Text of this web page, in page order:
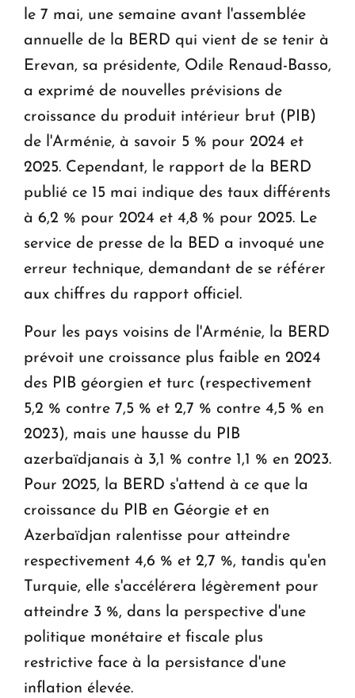
le 7 mai, une semaine avant l'assemblée
annuelle de la BERD qui vient de se tenir à
Erevan, sa présidente, Odile Renaud-Basso,
a exprimé de nouvelles prévisions de
croissance du produit intérieur brut (PIB)
de l'Arménie, à savoir 5 % pour 2024 et
2025. Cependant, le rapport de la BERD
publié ce 15 mai indique des taux différents
à 6,2 % pour 2024 et 4,8 % pour 2025. Le
service de presse de la BED a invoqué une
erreur technique, demandant de se référer
aux chiffres du rapport officiel.
Pour les pays voisins de l'Arménie, la BERD
prévoit une croissance plus faible en 2024
des PIB géorgien et turc (respectivement
5,2 % contre 7,5 % et 2,7 % contre 4,5 % en
2023), mais une hausse du PIB
azerbaïdjanais à 3,1 % contre 1,1 % en 2023.
Pour 2025, la BERD s'attend à ce que la
croissance du PIB en Géorgie et en
Azerbaïdjan ralentisse pour atteindre
respectivement 4,6 % et 2,7 %, tandis qu'en
Turquie, elle s'accélérera légèrement pour
atteindre 3 %, dans la perspective d'une
politique monétaire et fiscale plus
restrictive face à la persistance d'une
inflation élevée.